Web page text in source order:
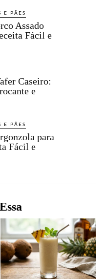
E PÃES
Assado
Fácil e
Caseiro:
e
E PÃES
para
Fácil e